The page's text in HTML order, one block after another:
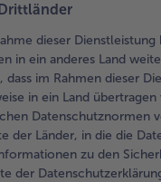
dieser Dienstleistung
in ein anderes Land
dass im Rahmen dieser
in ein Land
Datenschutznormen
der Länder, in die die
zu den
der